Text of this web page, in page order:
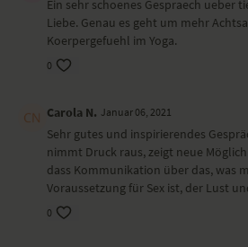
Ein sehr schoenes Gespraech ueber
Liebe. Genau es geht um mehr
Koerpergefuehl im Yoga.
0
Carola N. Januar 06, 2021
Sehr gutes und inspirierendes
nimmt Druck raus, zeigt neue
dass Kommunikation über das, was
Voraussetzung für Sex ist, der Lust
0